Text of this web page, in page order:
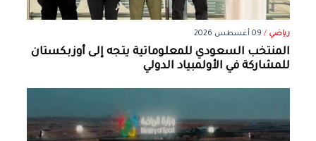
رياضي / 09 أغسطس 2026
المنتخب السعودي للمعلوماتية يتجه إلى أوزبكستان
للمشاركة في الأولمبياد الدولي